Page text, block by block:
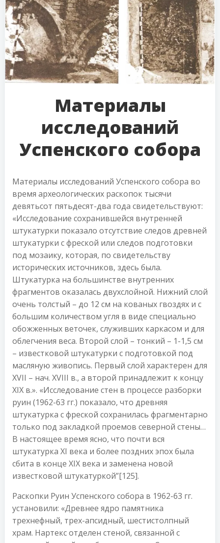
Материалы
исследований
Успенского собора
Материалы исследований Успенского собора во
время археологических раскопок тысячи
девятьсот пятьдесят-два года свидетельствуют:
«Исследование сохранившейся внутренней
штукатурки показало отсутствие следов древней
штукатурки с фреской или следов подготовки
под мозаику, которая, по свидетельству
исторических источников, здесь была.
Штукатурка на большинстве внутренних
фрагментов оказалась двухслойной. Нижний слой
очень толстый – до 12 см на кованых гвоздях и с
большим количеством угля в виде специально
обожженных веточек, служивших каркасом и для
облегчения веса. Второй слой – тонкий – 1-1,5 см
– известковой штукатурки с подготовкой под
масляную живопись. Первый слой характерен для
XVII – нач. XVIII в., а второй принадлежит к концу
XIX в.». «Исследование стен в процессе разборки
руин (1962-63 гг.) показало, что древняя
штукатурка с фреской сохранилась фрагментарно
только под закладкой проемов северной стены…
В настоящее время ясно, что почти вся
штукатурка XI века и более поздних эпох была
сбита в конце XIX века и заменена новой
известковой штукатуркой”[125].
Раскопки Руин Успенского собора в 1962-63 гг.
установили: «Древнее ядро памятника
трехнефный, трех-апсидный, шестистолпный
храм. Нартекс отделен стеной, связанной с